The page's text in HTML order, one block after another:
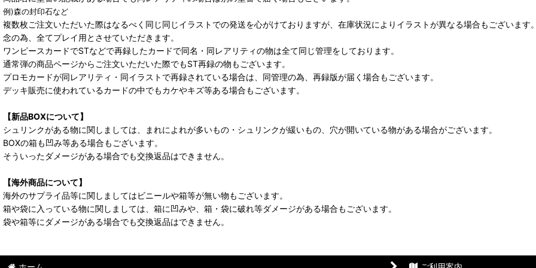
例)森の封印石など
複数枚ご注文いただいた際はなるべく同じ同じイラストでの発送を心がけておりますが、在庫状況によりイラストが異なる場合もございます
念の為、全てプレイ用とさせていただきます。
ワンピースカードでSTなどで再録したカードで同名・同レアリティの物は全て同じ管理をしております。
通常弾の商品ページからご注文いただいた際でもST再録の物もございます。
プロモカードが同レアリティ・同イラストで再録されている場合は、同管理の為、再録版が届く場合もございます。
デッキ販売に使われているカードの中でもカケやキズ等ある場合もございます。
【新品BOXについて】
シュリンクがある物に関しましては、まれによれが多いもの・シュリンクが緩いもの、穴が開いている物がある場合がございます。
BOXの箱も凹み等ある場合もございます。
そういったダメージがある場合でも交換返品はできません。
【海外商品について】
海外のサプライ品等に関しましてはビニールや箱等が無い物もございます。
箱や袋に入っている物に関しましては、箱に凹みや、箱・袋に破れ等ダメージがある場合もございます。
袋や箱等にダメージがある場合でも交換返品はできません。